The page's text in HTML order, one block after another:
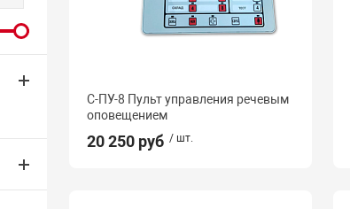
С-ПУ-8 Пульт управления речевым
оповещением
20 250 руб / шт.